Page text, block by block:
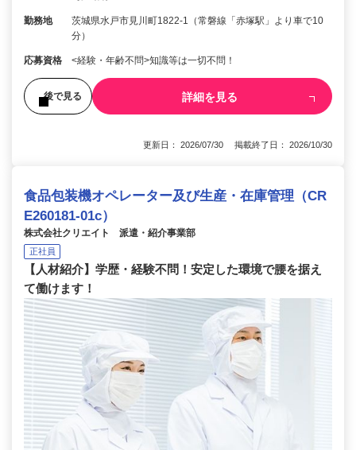
勤務地
茨城県水戸市見川町1822-1（常磐線「赤塚駅」より車で10
分）
応募資格 <経験・年齢不問>知識等は一切不問！
後で見る 詳細を見る
更新日： 2026/07/30 掲載終了日： 2026/10/30
食品包装機オペレーター及び生産・在庫管理（CR
E260181-01c）
株式会社クリエイト 派遣・紹介事業部
正社員
【人材紹介】学歴・経験不問！安定した環境で腰を据え
て働けます！